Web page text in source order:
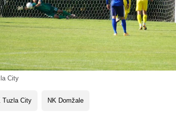
City
Tuzla City NK Domžale